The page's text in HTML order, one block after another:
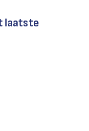
laatste